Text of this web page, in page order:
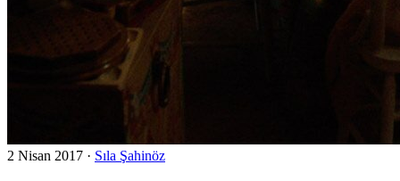
2 Nisan 2017 · Sıla Şahinöz